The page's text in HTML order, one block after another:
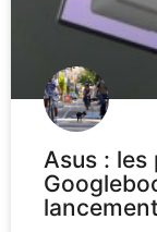
Asus : les